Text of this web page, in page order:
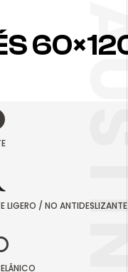
LIGERO / NO ANTIDESLIZANTE